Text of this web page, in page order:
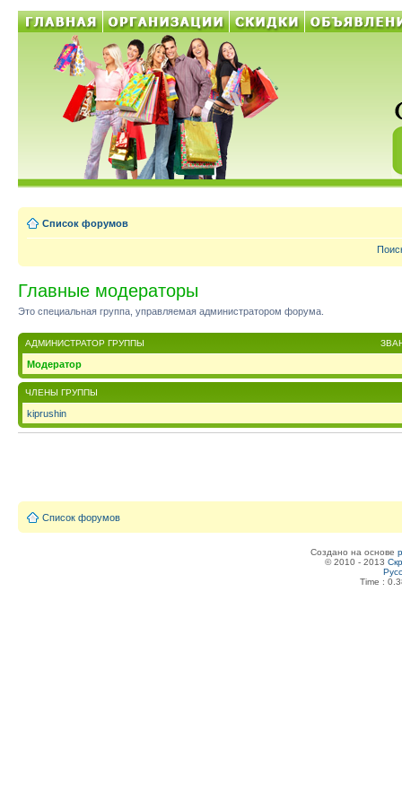
Список форумов
Главные модераторы
Это специальная группа, управляемая администратором форума.
АДМИНИСТРАТОР ГРУППЫ
Модератор
ЧЛЕНЫ ГРУППЫ
kiprushin
Список форумов
Создано на основе
© 2010 - 2013
Time :